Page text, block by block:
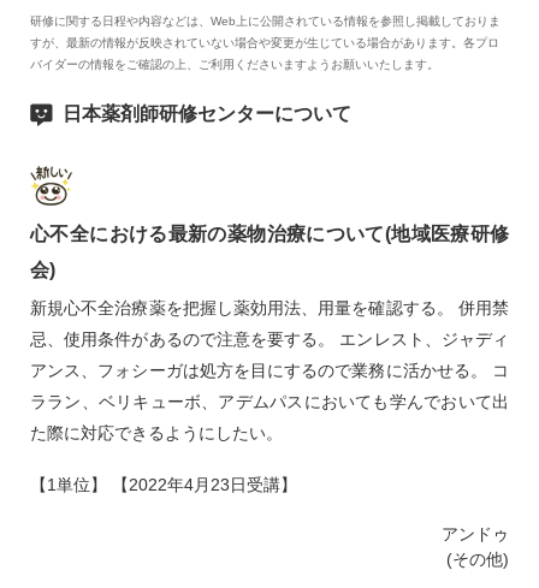
研修に関する日程や内容などは、Web上に公開されている情報を参照し掲載しておりま
すが、最新の情報が反映されていない場合や変更が生じている場合があります。各プロ
バイダーの情報をご確認の上、ご利用くださいますようお願いいたします。
日本薬剤師研修センターについて
心不全における最新の薬物治療について(地域医療研修
会)
新規心不全治療薬を把握し薬効用法、用量を確認する。 併用禁
忌、使用条件があるので注意を要する。 エンレスト、ジャディ
アンス、フォシーガは処方を目にするので業務に活かせる。 コ
ララン、ベリキューボ、アデムパスにおいても学んでおいて出
た際に対応できるようにしたい。
【1単位】 【2022年4月23日受講】
アンドゥ
(その他)